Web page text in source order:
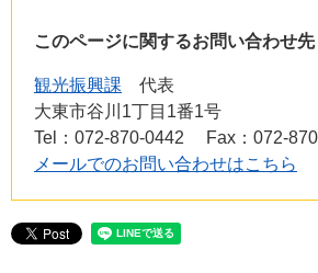
このページに関するお問い合わせ先
観光振興課
代表
大東市谷川1丁目1番1号
Tel：072-870-0442
Fax：072-
メールでのお問い合わせはこちら